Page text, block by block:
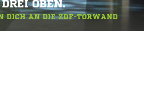
DREI OBEN.
DICH AN DIE ZDF-TORWAND